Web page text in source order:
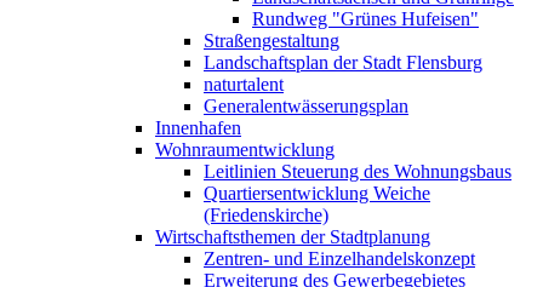
Rundweg "Grünes Hufeisen"
Straßengestaltung
Landschaftsplan der Stadt Flensburg
naturtalent
Generalentwässerungsplan
Innenhafen
Wohnraumentwicklung
Leitlinien Steuerung des Wohnungsbaus
Quartiersentwicklung Weiche
(Friedenskirche)
Wirtschaftsthemen der Stadtplanung
Zentren- und Einzelhandelskonzept
Erweiterung des Gewerbegebietes